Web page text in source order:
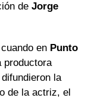
de Jorge
en Punto
productora
difundieron la
de la actriz, el